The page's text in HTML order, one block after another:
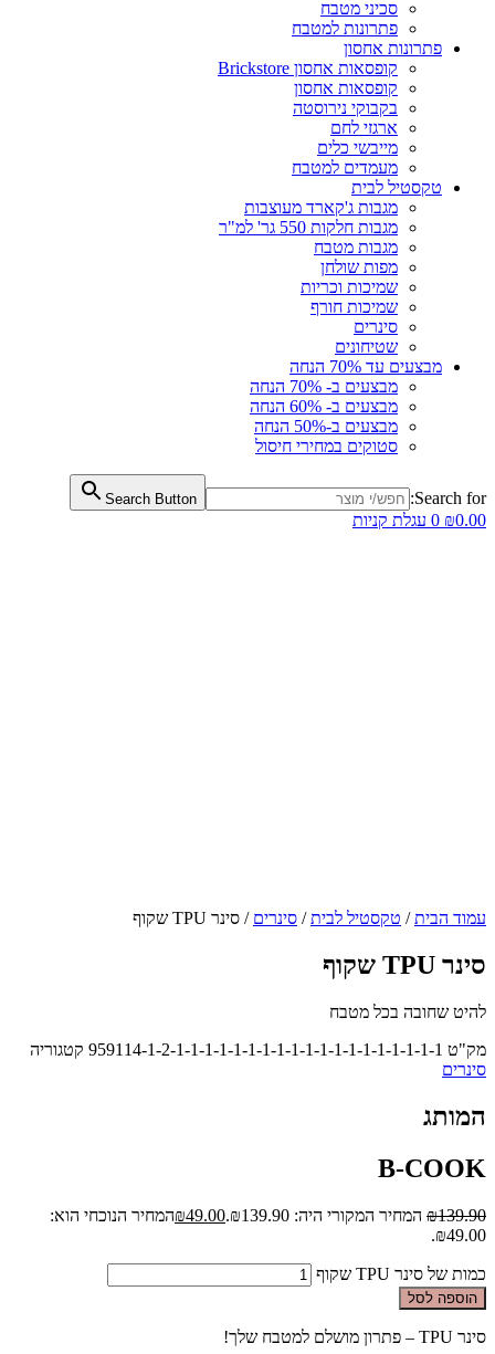
סכיני מטבח
פתרונות למטבח
פתרונות אחסון
קופסאות אחסון Brickstore
קופסאות אחסון
בקבוקי נירוסטה
ארגזי לחם
מייבשי כלים
מעמדים למטבח
טקסטיל לבית
מגבות ג'קארד מעוצבות
מגבות חלקות 550 גר' למ"ר
מגבות מטבח
מפות שולחן
שמיכות וכריות
שמיכות חורף
סינרים
שטיחונים
מבצעים עד 70% הנחה
מבצעים ב- 70% הנחה
מבצעים ב- 60% הנחה
מבצעים ב-50% הנחה
סטוקים במחירי חיסול
Search for:
Search Button
₪0.00
0 עגלת קניות
עמוד הבית/ טקסטיל לבית/ סינרים / סינר TPU שקוף
סינר TPU שקוף
להיט שחובה בכל מטבח
מק"ט 959114-1-2-1-1-1-1-1-1-1-1-1-1-1-1-1-1-1-1-1-1-1 קטגוריה
סינרים
המותג
B-COOK
₪139.90 המחיר המקורי היה: ₪139.90. ₪49.00
המחיר הנוכחי הוא:
₪49.00.
כמות של סינר TPU שקוף
הוספה לסל
סינר TPU – פתרון מושלם למטבח שלך!